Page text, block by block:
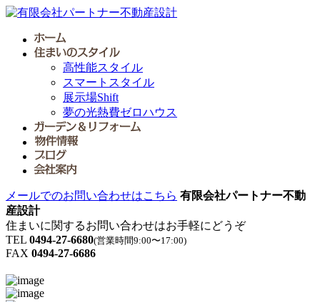
高性能スタイル
スマートスタイル
展示場Shift
夢の光熱費ゼロハウス
メールでのお問い合わせはこちら 有限会社パートナー不動
産設計
住まいに関するお問い合わせはお手軽にどうぞ
TEL 0494-27-6680(営業時間9:00〜17:00)
FAX 0494-27-6686